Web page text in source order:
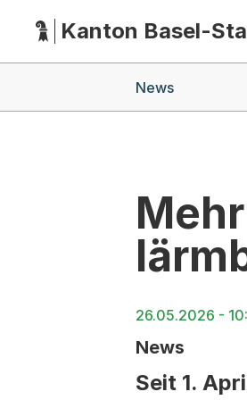
HauptnavigationKanton Basel-
News
26.05.2026 -
News
Seit 1.